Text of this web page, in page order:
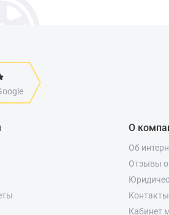
О
Об
Отзывы о
Контакты
Кабинет